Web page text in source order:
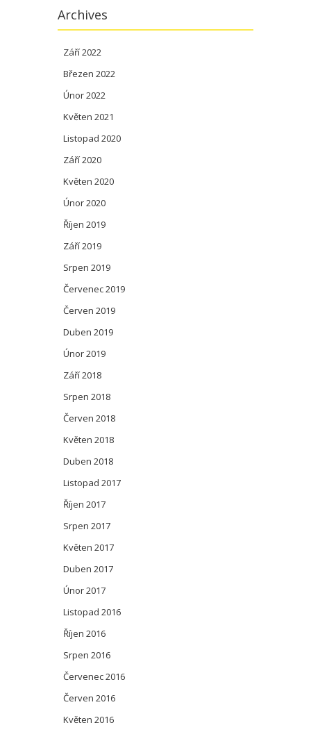
Archives
Září 2022
Březen 2022
Únor 2022
Květen 2021
Listopad 2020
Září 2020
Květen 2020
Únor 2020
Říjen 2019
Září 2019
Srpen 2019
Červenec 2019
Červen 2019
Duben 2019
Únor 2019
Září 2018
Srpen 2018
Červen 2018
Květen 2018
Duben 2018
Listopad 2017
Říjen 2017
Srpen 2017
Květen 2017
Duben 2017
Únor 2017
Listopad 2016
Říjen 2016
Srpen 2016
Červenec 2016
Červen 2016
Květen 2016